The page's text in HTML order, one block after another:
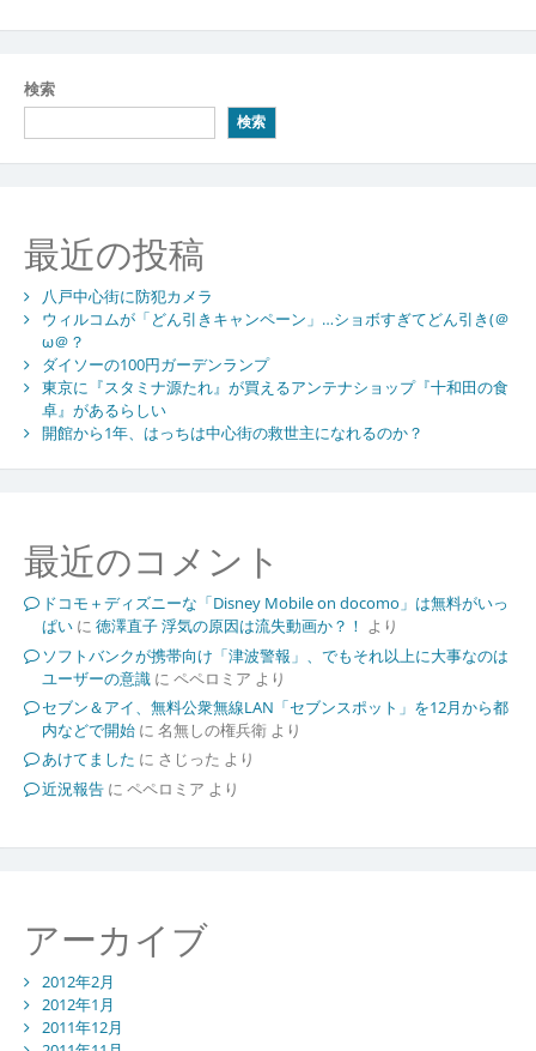
検索
検索
最近の投稿
八戸中心街に防犯カメラ
ウィルコムが「どん引きキャンペーン」…ショボすぎてどん引き(＠
ω＠？
ダイソーの100円ガーデンランプ
東京に『スタミナ源たれ』が買えるアンテナショップ『十和田の食
卓』があるらしい
開館から1年、はっちは中心街の救世主になれるのか？
最近のコメント
ドコモ＋ディズニーな「Disney Mobile on docomo」は無料がいっ
ぱいに 徳澤直子 浮気の原因は流失動画か？！ より
ソフトバンクが携帯向け「津波警報」、でもそれ以上に大事なのは
ユーザーの意識に ペペロミア より
セブン＆アイ、無料公衆無線LAN「セブンスポット」を12月から都
内などで開始に 名無しの権兵衛より
あけてました に さじった より
近況報告に ペペロミア より
アーカイブ
2012年2月
2012年1月
2011年12月